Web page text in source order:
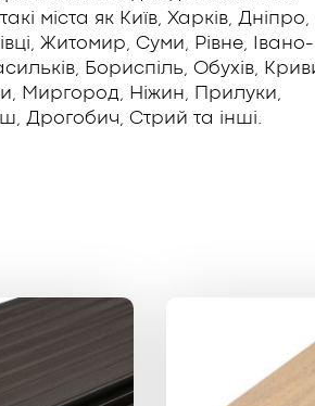
міста як Київ, Харків,
Житомир, Суми, Рівне, Івано-
Бориспіль, Обухів,
Миргород, Ніжин, Прилуки,
Дрогобич, Стрий та інші.